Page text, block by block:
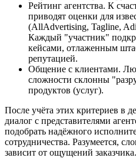
Рейтинг агентства. К
приводят оценки для
(AllAdvertising, Tagline,
Каждый "участник"
кейсами, отлаженным
репутацией.
Общение с клиентами.
сложности склонны
продуктов (услуг).
После учёта этих критериев в
диалог с представителями
подобрать надёжного
сотрудничества. Разумеется,
зависит от ощущений заказчика.